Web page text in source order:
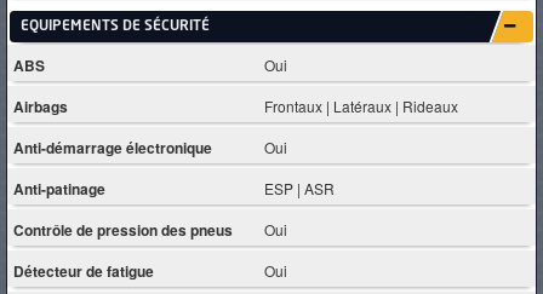
EQUIPEMENTS DE SÉCURITÉ
ABS Oui
Airbags Frontaux | Latéraux | Rideaux
Anti-démarrage électronique Oui
Anti-patinage ESP | ASR
Contrôle de pression des pneus Oui
Détecteur de fatigue Oui